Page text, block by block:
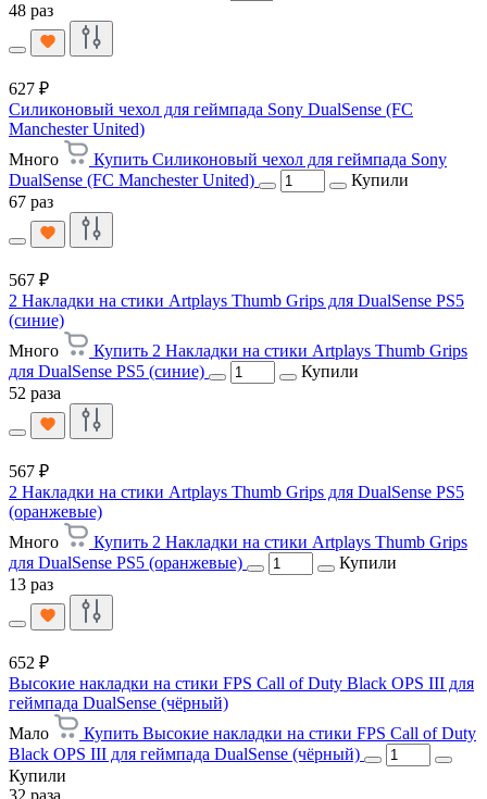
48 раз
627 ₽
Силиконовый чехол для геймпада Sony DualSense (FC
Manchester United)
Много
Купить Силиконовый чехол для геймпада Sony
DualSense (FC Manchester United)
Купили
67 раз
567 ₽
2 Накладки на стики Artplays Thumb Grips для DualSense PS5
(синие)
Много
Купить 2 Накладки на стики Artplays Thumb Grips
для DualSense PS5 (синие)
Купили
52 раза
567 ₽
2 Накладки на стики Artplays Thumb Grips для DualSense PS5
(оранжевые)
Много
Купить 2 Накладки на стики Artplays Thumb Grips
для DualSense PS5 (оранжевые)
Купили
13 раз
652 ₽
Высокие накладки на стики FPS Call of Duty Black OPS III для
геймпада DualSense (чёрный)
Мало
Купить Высокие накладки на стики FPS Call of Duty
Black OPS III для геймпада DualSense (чёрный)
Купили
32 раза